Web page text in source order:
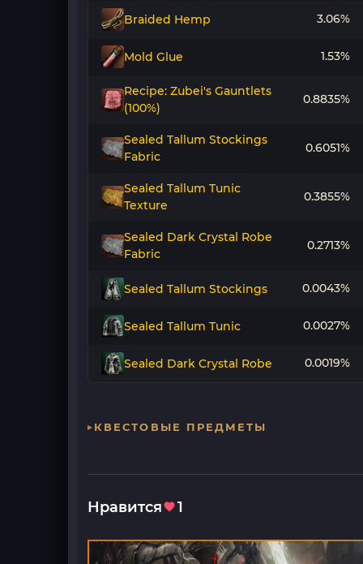
Braided Hemp 3.06%
Mold Glue 1.53%
Recipe: Zubei's Gauntlets
(100%)
0.8835%
Sealed Tallum Stockings
Fabric
0.6051%
Sealed Tallum Tunic
Texture
0.3855%
Sealed Dark Crystal Robe
Fabric
0.2713%
Sealed Tallum Stockings 0.0043%
Sealed Tallum Tunic 0.0027%
Sealed Dark Crystal Robe 0.0019%
КВЕСТОВЫЕ ПРЕДМЕТЫ
Нравится 1